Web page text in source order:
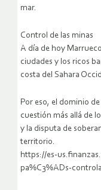
mar.
Control de las minas
A día de hoy
ciudades y los ricos
costa del Sahara
Por eso, el dominio
cuestión más allá de
y la disputa de
territorio.
https://es-
pa%C3%ADs-